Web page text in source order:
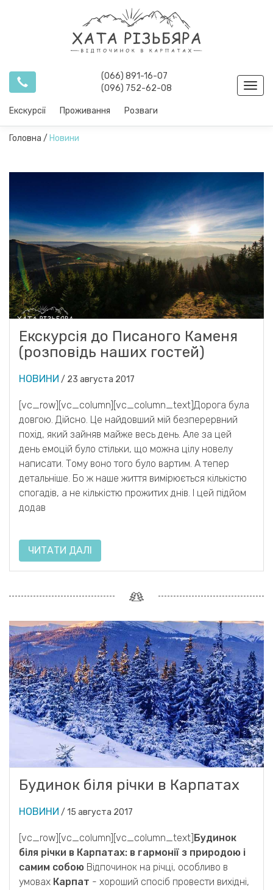
(066) 891-16-07
(096) 752-62-08
Екскурсії Проживання Розваги
Головна / Новини
Екскурсія до Писаного Каменя
(розповідь наших гостей)
НОВИНИ / 23 августа 2017
[vc_row][vc_column][vc_column_text]Дорога була
довгою. Дійсно. Це найдовший мій безперервний
похід, який зайняв майже весь день. Але за цей
день емоцій було стільки, що можна цілу новелу
написати. Тому воно того було вартим. А тепер
детальніше. Бо ж наше життя вимірюється кількістю
спогадів, а не кількістю прожитих днів. І цей підйом
додав
ЧИТАТИ ДАЛІ
Будинок біля річки в Карпатах
НОВИНИ / 15 августа 2017
[vc_row][vc_column][vc_column_text]Будинок
біля річки в Карпатах: в гармонії з природою і
самим собою Відпочинок на річці, особливо в
умовах Карпат - хороший спосіб провести вихідні,